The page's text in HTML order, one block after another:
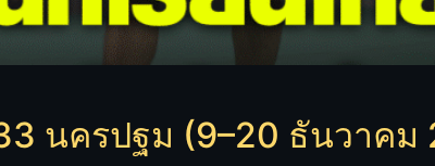
นครปฐม (9–20 ธันวาคม